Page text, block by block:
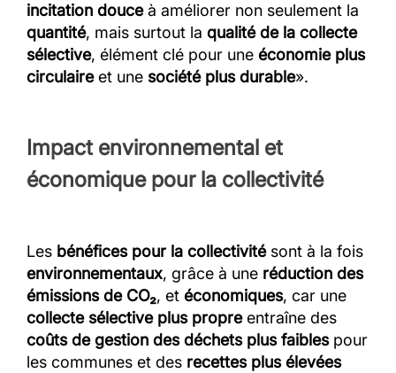
incitation douceà améliorer non seulement la
quantité, mais surtout la qualité de la collecte
sélective, élément clé pour une économie plus
circulaireet une société plus durable».
Impact environnemental et
économique pour la collectivité
Les bénéfices pour la collectivitésont à la fois
environnementaux, grâce à une réduction des
émissions de CO₂, et économiques, car une
collecte sélective plus propreentraîne des
coûts de gestion des déchets plus faiblespour
les communes et des recettes plus élevées